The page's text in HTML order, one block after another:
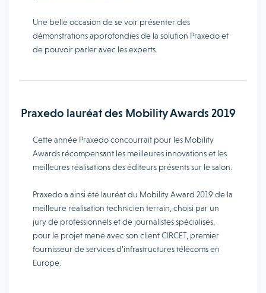
Une belle occasion de se voir présenter des
démonstrations approfondies de la solution Praxedo et
de pouvoir parler avec les experts.
Praxedo lauréat des Mobility Awards 2019
Cette année Praxedo concourrait pour les Mobility
Awards récompensant les meilleures innovations et les
meilleures réalisations des éditeurs présents sur le salon.
Praxedo a ainsi été lauréat du Mobility Award 2019 de la
meilleure réalisation technicien terrain, choisi par un
jury de professionnels et de journalistes spécialisés,
pour le projet mené avec son client CIRCET, premier
fournisseur de services d’infrastructures télécoms en
Europe.